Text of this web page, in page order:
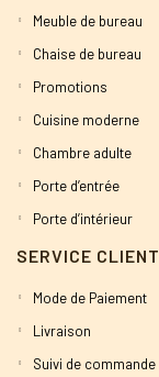
Meuble de bureau
Chaise de bureau
Promotions
Cuisine moderne
Chambre adulte
Porte d’entrée
Porte d’intérieur
SERVICE CLIENT
Mode de Paiement
Livraison
Suivi de commande